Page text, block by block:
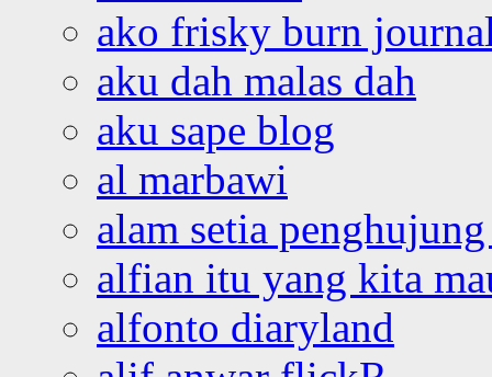
ako frisky burn
aku dah malas dah
aku sape blog
al marbawi
alam setia
alfian itu yang kita
alfonto diaryland